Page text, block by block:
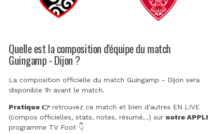
Quelle est la composition d'équipe du match
Guingamp - Dijon ?
La composition officielle du match Guingamp - Dijon sera
disponible 1h avant le match.
Pratique 👉retrouvez ce match et bien d'autres EN LIVE
(compos officielles, stats, notes, résumé...) sur notre APPLI
programme TV Foot 👇